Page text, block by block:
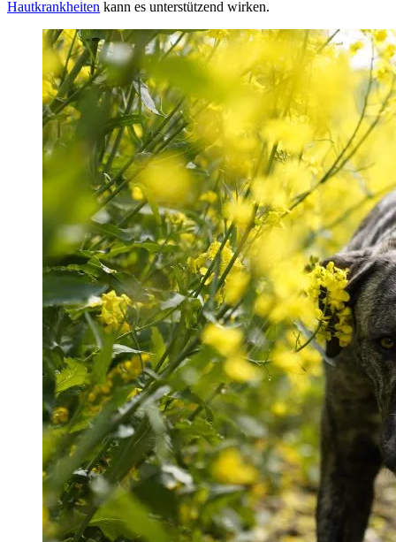
Hautkrankheiten kann es unterstützend wirken.